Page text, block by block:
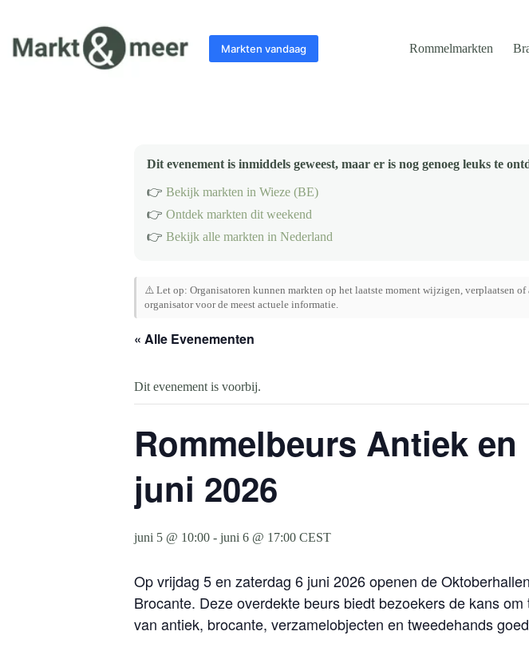
inhoud
Markten vandaag Rommelmarkten
Dit evenement is inmiddels geweest, maar er is nog genoeg leuks te
👉 Bekijk markten in Wieze (BE)
👉 Ontdek markten dit weekend
👉 Bekijk alle markten in Nederland
⚠️ Let op: Organisatoren kunnen markten op het laatste moment wijzigen, verplaatsen
organisator voor de meest actuele informatie.
« Alle Evenementen
Dit evenement is voorbij.
Rommelbeurs Antiek
juni 2026
juni 5 @ 10:00 - juni 6 @ 17:00 CEST
Op vrijdag 5 en zaterdag 6 juni 2026 openen de
Brocante. Deze overdekte beurs biedt bezoekers de kans
van antiek, brocante, verzamelobjecten en tweedehands